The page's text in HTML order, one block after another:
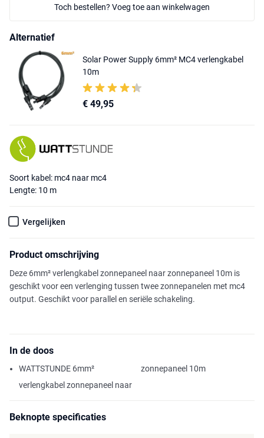
Toch bestellen? Voeg toe aan winkelwagen
Alternatief
Solar Power Supply 6mm² MC4 verlengkabel
10m
€ 49,95
Soort kabel: mc4 naar mc4
Lengte: 10 m
Vergelijken
Product omschrijving
Deze 6mm² verlengkabel zonnepaneel naar zonnepaneel 10m is
geschikt voor een verlenging tussen twee zonnepanelen met mc4
output. Geschikt voor parallel en seriële schakeling.
In de doos
WATTSTUNDE 6mm²
verlengkabel zonnepaneel naar
zonnepaneel 10m
Beknopte specificaties